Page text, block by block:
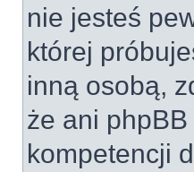
nie jesteś
której
inną osobą,
że ani
kompetencji